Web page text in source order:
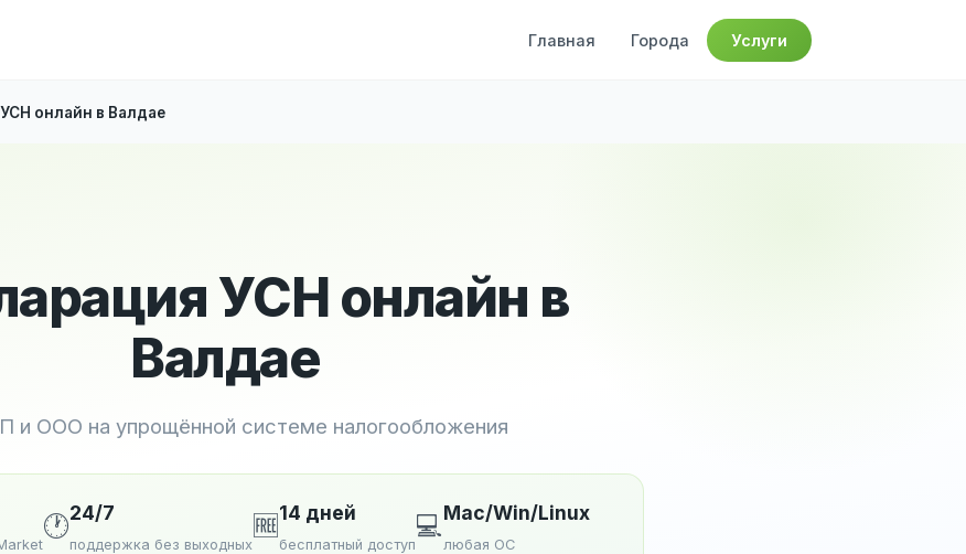
Главная Города Услуги
онлайн в Валдае
УСН онлайн в
Валдае
и ООО на упрощённой системе налогообложения
🕐24/7
поддержка без выходных
🆓14 дней
бесплатный доступ
💻Mac/Win/Linux
любая ОС